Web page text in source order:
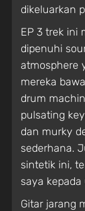
dikeluarkan
EP 3 trek ini
dipenuhi
atmosphere
mereka
drum
pulsating
dan murky
sederhana.
sintetik ini,
saya kepada
Gitar jarang